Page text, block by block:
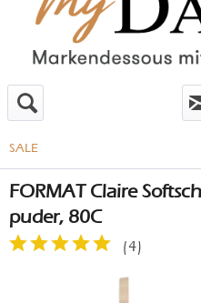
SALE
FORMAT Claire
puder, 80C
(4)